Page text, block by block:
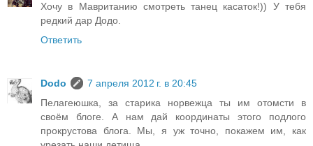
Хочу в Мавританию смотреть танец касаток!)) У тебя
редкий дар Додо.
Ответить
Dodo
7 апреля 2012 г. в 20:45
Пелагеюшка, за старика норвежца ты им отомсти в
своём блоге. А нам дай координаты этого подлого
прокрустова блога. Мы, я уж точно, покажем им, как